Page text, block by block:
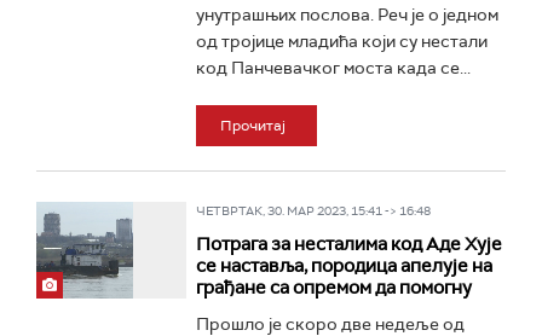
унутрашњих послова. Реч је о једном
од тројице младића који су нестали
код Панчевачког моста када се...
Прочитај
ЧЕТВРТАК, 30. МАР 2023, 15:41 -> 16:48
Потрага за несталима код Аде Хује
се наставља, породица апелује на
грађане са опремом да помогну
Прошло је скоро две недеље од